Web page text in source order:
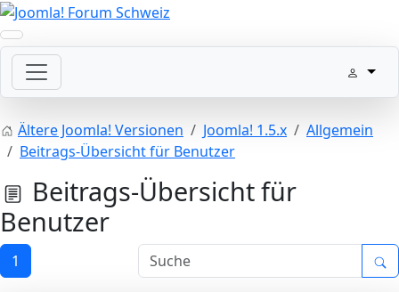
Ältere Joomla! Versionen Joomla! 1.5.x
Allgemein
Beitrags-Übersicht für Benutzer
Beitrags-Übersicht für
Benutzer
1